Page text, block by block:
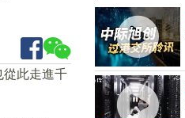
從此走進千